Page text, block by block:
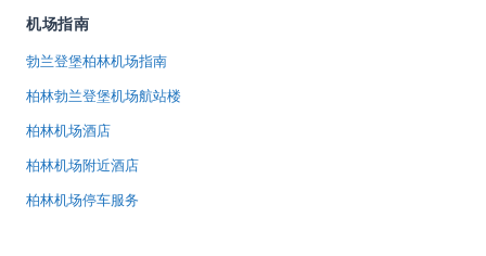
机场指南
勃兰登堡柏林机场指南
柏林勃兰登堡机场航站楼
柏林机场酒店
柏林机场附近酒店
柏林机场停车服务